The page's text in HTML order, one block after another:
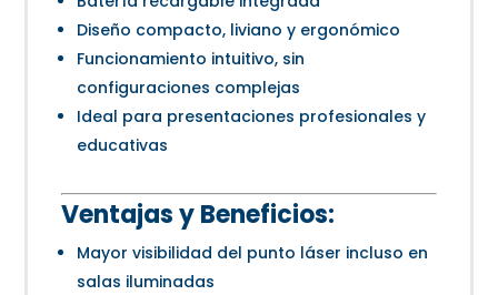
Diseño compacto, liviano y ergonómico
Funcionamiento intuitivo, sin
configuraciones complejas
Ideal para presentaciones profesionales y
educativas
Ventajas y Beneficios:
Mayor visibilidad del punto láser incluso en
salas iluminadas